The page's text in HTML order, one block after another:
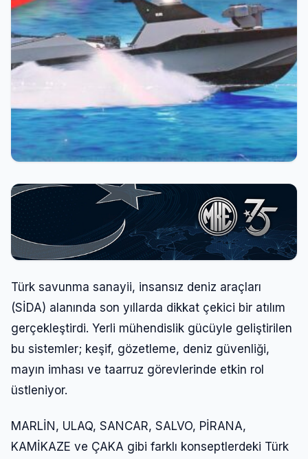
Türk savunma sanayii, insansız deniz araçları
(SİDA) alanında son yıllarda dikkat çekici bir atılım
gerçekleştirdi. Yerli mühendislik gücüyle geliştirilen
bu sistemler; keşif, gözetleme, deniz güvenliği,
mayın imhası ve taarruz görevlerinde etkin rol
üstleniyor.
MARLİN, ULAQ, SANCAR, SALVO, PİRANA,
KAMİKAZE ve ÇAKA gibi farklı konseptlerdeki Türk